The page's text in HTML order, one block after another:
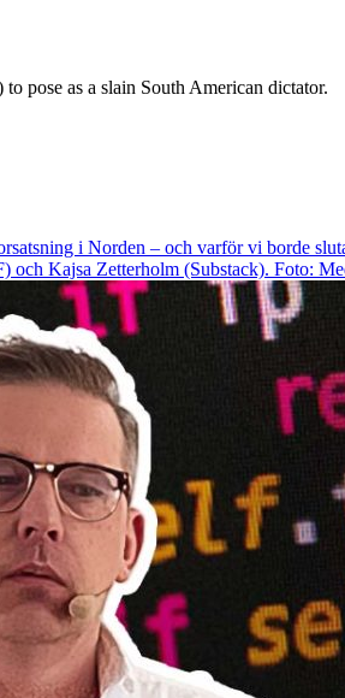
pose as a slain South American dictator.
i Norden – och varför vi borde
Kajsa Zetterholm (Substack). Foto: